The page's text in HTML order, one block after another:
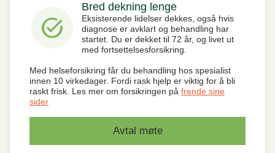
task_alt
Bred dekning lenge
Eksisterende lidelser dekkes, også hvis
diagnose er avklart og behandling har
startet. Du er dekket til 72 år, og livet ut
med fortsettelsesforsikring.
Med helseforsikring får du behandling hos spesialist
innen 10 virkedager. Fordi rask hjelp er viktig for å bli
raskt frisk. Les mer om forsikringen på frende sine
sider
Avtal møte